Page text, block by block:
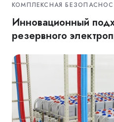
КОМПЛЕКСНАЯ
Инновационный
резервного